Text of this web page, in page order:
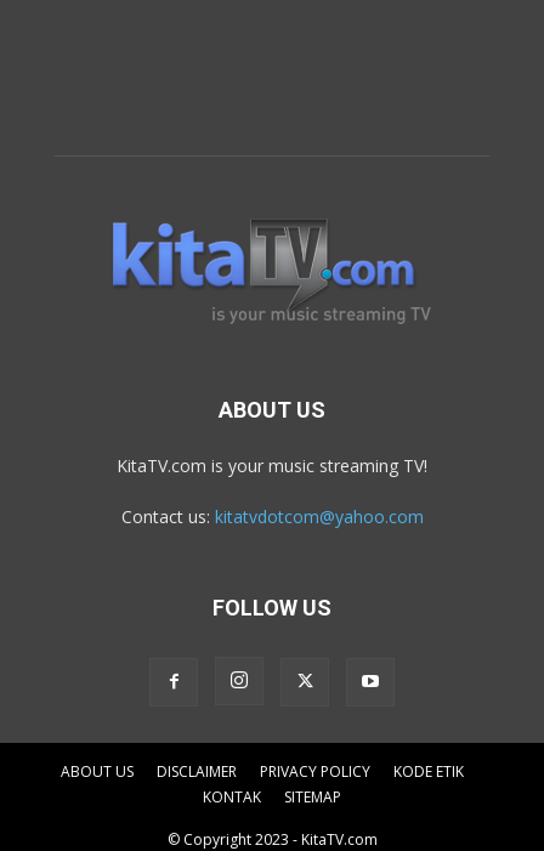
ABOUT US
KitaTV.com is your music streaming TV!
Contact us: kitatvdotcom@yahoo.com
FOLLOW US
ABOUT US DISCLAIMER PRIVACY POLICY
KODE ETIK
KONTAK
SITEMAP
© Copyright 2023 - KitaTV.com